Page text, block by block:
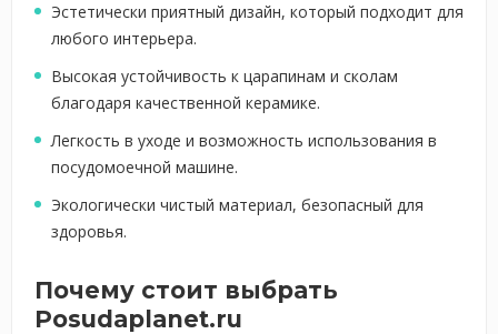
Эстетически приятный дизайн, который подходит для
любого интерьера.
Высокая устойчивость к царапинам и сколам
благодаря качественной керамике.
Легкость в уходе и возможность использования в
посудомоечной машине.
Экологически чистый материал, безопасный для
здоровья.
Почему стоит выбрать
Posudaplanet.ru